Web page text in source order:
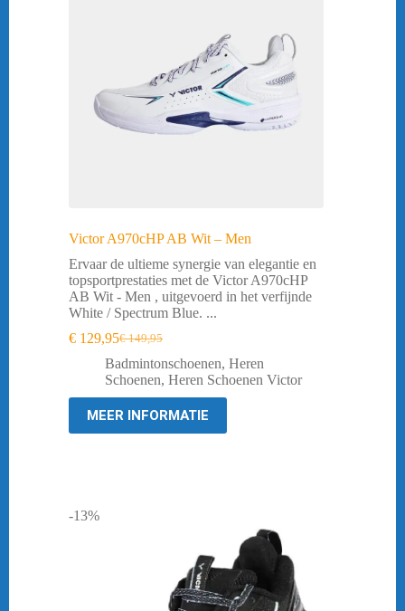
Victor A970cHP AB Wit – Men
Ervaar de ultieme synergie van elegantie en
topsportprestaties met de Victor A970cHP
AB Wit - Men , uitgevoerd in het verfijnde
White / Spectrum Blue. ...
€149,95
Oorspronkelijke
prijs
was:
€ 149,95.
€ 129,95Huidige
prijs
is:
€ 129,95.
Badmintonschoenen, Heren
Schoenen, Heren Schoenen Victor
MEER INFORMATIE
-13%